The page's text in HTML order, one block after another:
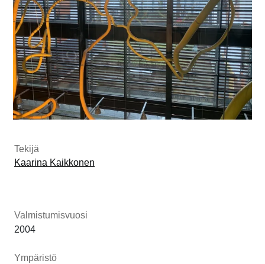
Tekijä
Kaarina Kaikkonen
Valmistumisvuosi
2004
Ympäristö